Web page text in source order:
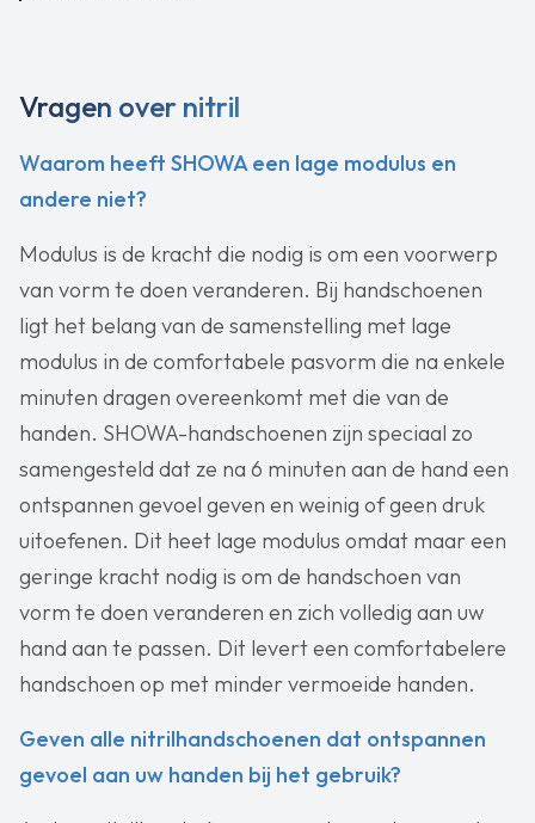
Vragen over nitril
Waarom heeft SHOWA een lage modulus en
andere niet?
Modulus is de kracht die nodig is om een voorwerp
van vorm te doen veranderen. Bij handschoenen
ligt het belang van de samenstelling met lage
modulus in de comfortabele pasvorm die na enkele
minuten dragen overeenkomt met die van de
handen. SHOWA-handschoenen zijn speciaal zo
samengesteld dat ze na 6 minuten aan de hand een
ontspannen gevoel geven en weinig of geen druk
uitoefenen. Dit heet lage modulus omdat maar een
geringe kracht nodig is om de handschoen van
vorm te doen veranderen en zich volledig aan uw
hand aan te passen. Dit levert een comfortabelere
handschoen op met minder vermoeide handen.
Geven alle nitrilhandschoenen dat ontspannen
gevoel aan uw handen bij het gebruik?